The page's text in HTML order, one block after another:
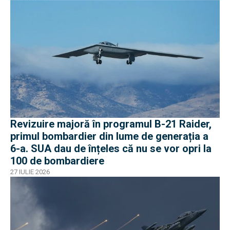
Revizuire majoră în programul B-21 Raider,
primul bombardier din lume de generația a
6-a. SUA dau de înțeles că nu se vor opri la
100 de bombardiere
27 IULIE 2026